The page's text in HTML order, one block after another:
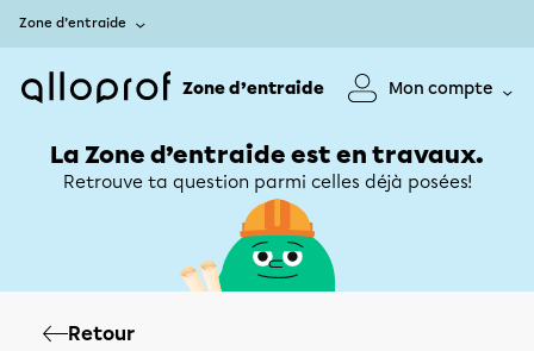
Zone d’entraide
Zone d’entraide Mon compte
La Zone d’entraide est en travaux.
Retrouve ta question parmi celles déjà posées!
Retour